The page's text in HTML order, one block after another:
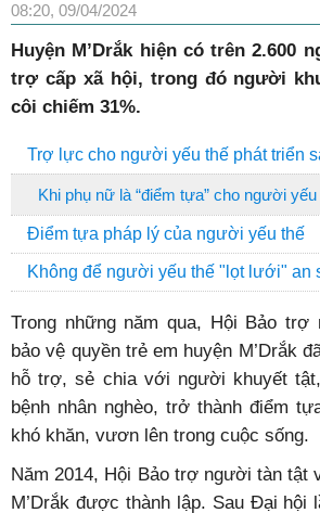
08:20, 09/04/2024
Huyện M’Drắk hiện có trên 2.600
trợ cấp xã hội, trong đó người
côi chiếm 31%.
Trợ lực cho người yếu thế phát triển
Khi phụ nữ là “điểm tựa” cho người yếu
Điểm tựa pháp lý của người yếu thế
Không để người yếu thế "lọt lưới" an
Trong những năm qua, Hội Bảo
bảo vệ quyền trẻ em huyện M’Drắk
hỗ trợ, sẻ chia với người khuyết
bệnh nhân nghèo, trở thành điểm
khó khăn, vươn lên trong cuộc sống.
Năm 2014, Hội Bảo trợ người tàn tật
M’Drắk được thành lập. Sau Đại hội